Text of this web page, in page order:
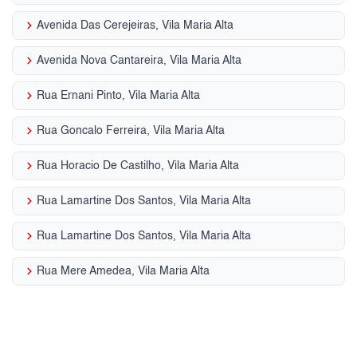
keyboard_arrow_right Avenida Das Cerejeiras, Vila Maria Alta
keyboard_arrow_right Avenida Nova Cantareira, Vila Maria Alta
keyboard_arrow_right Rua Ernani Pinto, Vila Maria Alta
keyboard_arrow_right Rua Goncalo Ferreira, Vila Maria Alta
keyboard_arrow_right Rua Horacio De Castilho, Vila Maria Alta
keyboard_arrow_right Rua Lamartine Dos Santos, Vila Maria Alta
keyboard_arrow_right Rua Lamartine Dos Santos, Vila Maria Alta
keyboard_arrow_right Rua Mere Amedea, Vila Maria Alta